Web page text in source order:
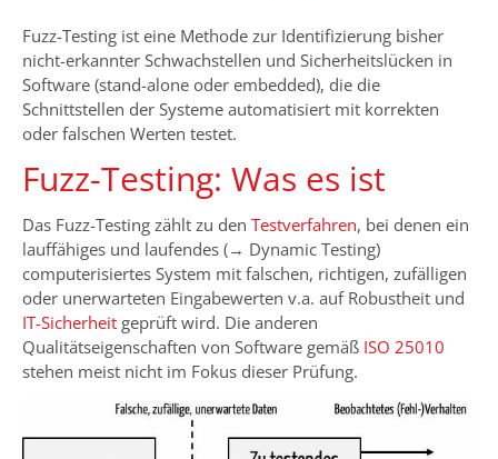
Fuzz-Testing ist eine Methode zur Identifizierung bisher
nicht-erkannter Schwachstellen und Sicherheitslücken in
Software (stand-alone oder embedded), die die
Schnittstellen der Systeme automatisiert mit korrekten
oder falschen Werten testet.
Fuzz-Testing: Was es ist
Das Fuzz-Testing zählt zu den Testverfahren, bei denen ein
lauffähiges und laufendes (→ Dynamic Testing)
computerisiertes System mit falschen, richtigen, zufälligen
oder unerwarteten Eingabewerten v.a. auf Robustheit und
IT-Sicherheit geprüft wird. Die anderen
Qualitätseigenschaften von Software gemäß ISO 25010
stehen meist nicht im Fokus dieser Prüfung.